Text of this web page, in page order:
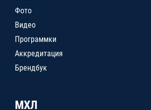
Фото
Видео
Программки
Аккредитация
Брендбук
МХЛ